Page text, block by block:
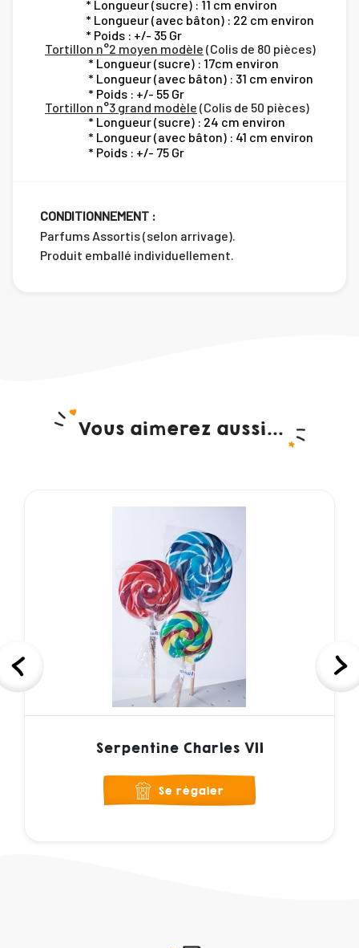
* Longueur (sucre) : 11 cm environ
* Longueur (avec bâton) : 22 cm environ
* Poids : +/- 35 Gr
Tortillon n°2 moyen modèle (Colis de 80 pièces)
* Longueur (sucre) : 17cm environ
* Longueur (avec bâton) : 31 cm environ
* Poids : +/- 55 Gr
Tortillon n°3 grand modèle (Colis de 50 pièces)
* Longueur (sucre) : 24 cm environ
* Longueur (avec bâton) : 41 cm environ
* Poids : +/- 75 Gr
CONDITIONNEMENT :
Parfums Assortis (selon arrivage).
Produit emballé individuellement.
Vous aimerez aussi...
Serpentine Charles VII
Se régaler